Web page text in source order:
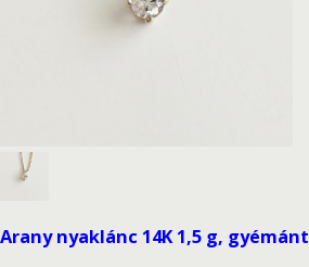
Arany nyaklánc 14K 1,5 g,